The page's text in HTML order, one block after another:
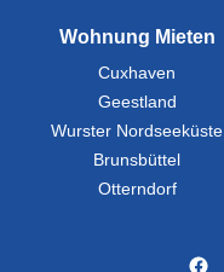
Wohnung Mieten
Cuxhaven
Geestland
Wurster Nordseeküste
Brunsbüttel
Otterndorf